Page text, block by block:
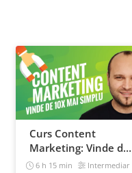
Curs Content
Marketing: Vinde de
10x mai simplu
6 h 15 min Intermediar